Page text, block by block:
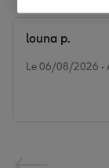
Le 06/08/2026 -
louna p.